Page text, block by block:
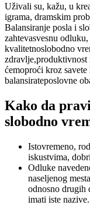
Uživali su, kažu, u
igrama, dramskim
Balansiranje posla i
zahtevasvesnu
kvalitetnoslobodno
ćemoproći kroz
balansirateposlovne
Kako da
slobodno
Istovremeno,
iskustvima,
Odluke
naseljenog
odnosno drugih
imati iste nazive.